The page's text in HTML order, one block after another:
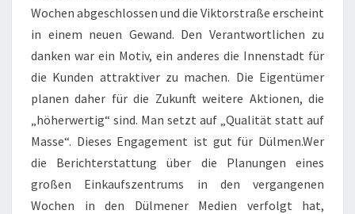
Wochen abgeschlossen und die Viktorstraße erscheint
in einem neuen Gewand. Den Verantwortlichen zu
danken war ein Motiv, ein anderes die Innenstadt für
die Kunden attraktiver zu machen. Die Eigentümer
planen daher für die Zukunft weitere Aktionen, die
„höherwertig“ sind. Man setzt auf „Qualität statt auf
Masse“. Dieses Engagement ist gut für Dülmen.Wer
die Berichterstattung über die Planungen eines
großen Einkaufszentrums in den vergangenen
Wochen in den Dülmener Medien verfolgt hat,